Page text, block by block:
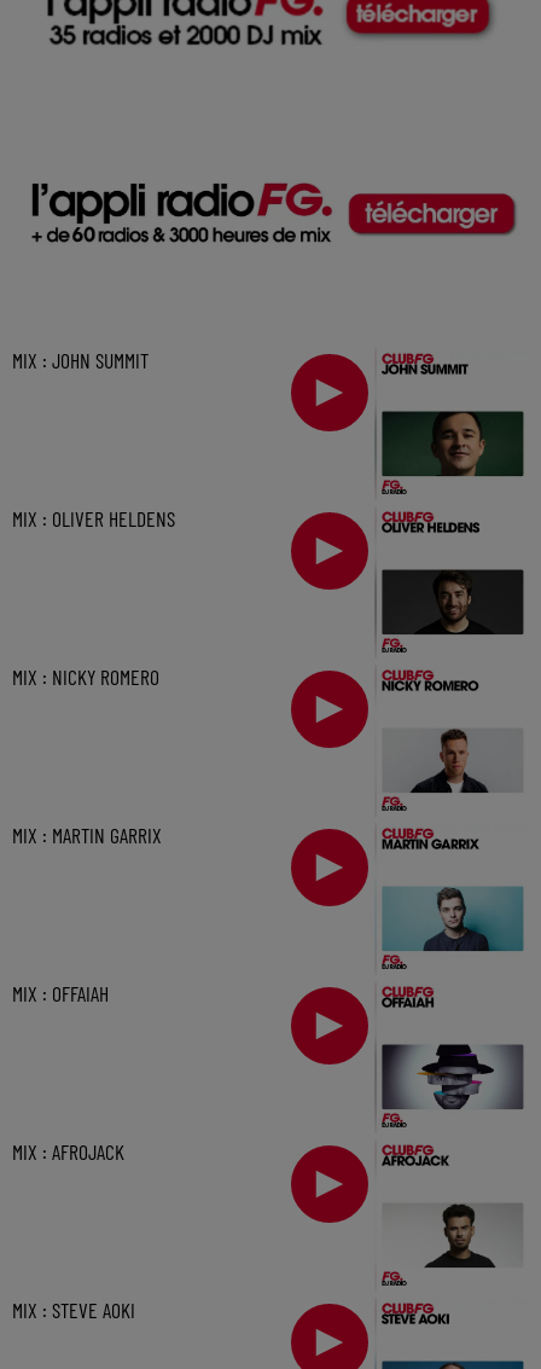
MIX : JOHN SUMMIT
MIX : OLIVER HELDENS
MIX : NICKY ROMERO
MIX : MARTIN GARRIX
MIX : OFFAIAH
MIX : AFROJACK
MIX : STEVE AOKI